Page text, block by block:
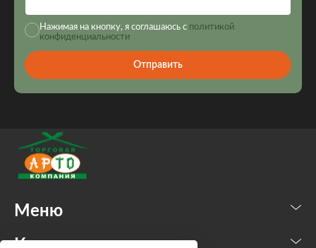
Нажимая на кнопку, я соглашаюсь с политикой
конфиденциальности
Отправить
Меню